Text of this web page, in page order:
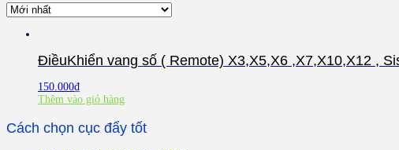
ĐiềuKhiển vang số ( Remote) X3,X5,X6 ,X7,X10,X12 ,
150.000₫
Thêm vào giỏ hàng
Cách chọn cục đẩy tốt